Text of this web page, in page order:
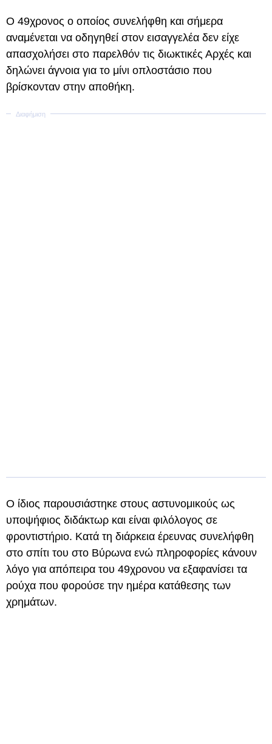
Ο 49χρονος ο οποίος συνελήφθη και σήμερα
αναμένεται να οδηγηθεί στον εισαγγελέα δεν είχε
απασχολήσει στο παρελθόν τις διωκτικές Αρχές και
δηλώνει άγνοια για το μίνι οπλοστάσιο που
βρίσκονταν στην αποθήκη.
Ο ίδιος παρουσιάστηκε στους αστυνομικούς ως
υποψήφιος διδάκτωρ και είναι φιλόλογος σε
φροντιστήριο. Κατά τη διάρκεια έρευνας συνελήφθη
στο σπίτι του στο Βύρωνα ενώ πληροφορίες κάνουν
λόγο για απόπειρα του 49χρονου να εξαφανίσει τα
ρούχα που φορούσε την ημέρα κατάθεσης των
χρημάτων.